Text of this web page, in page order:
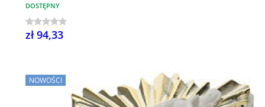
DOSTĘPNY
zł 94,33
NOWOŚCI